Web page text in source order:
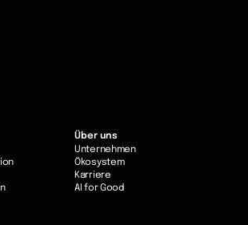
Über uns
Unternehmen
Ökosystem
Karriere
AI for Good